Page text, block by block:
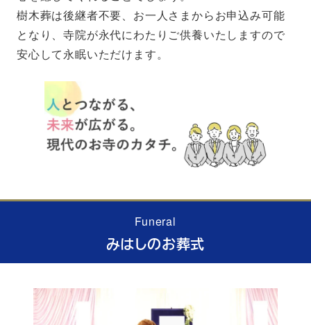
樹木葬は後継者不要、お一人さまからお申込み可能
となり、寺院が永代にわたりご供養いたしますので
安心して永眠いただけます。
Funeral
みはしのお葬式